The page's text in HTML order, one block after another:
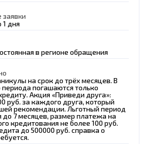
заявки
1 дня
в регионе обращения
на срок до трёх месяцев. В
периода погашаются только
Акция «Приведи друга»:
руб. за каждого друга, который
рекомендации. Льготный период
до 7 месяцев, размер платежа на
кредитования не более 100 руб.
до 500000 руб. справка о